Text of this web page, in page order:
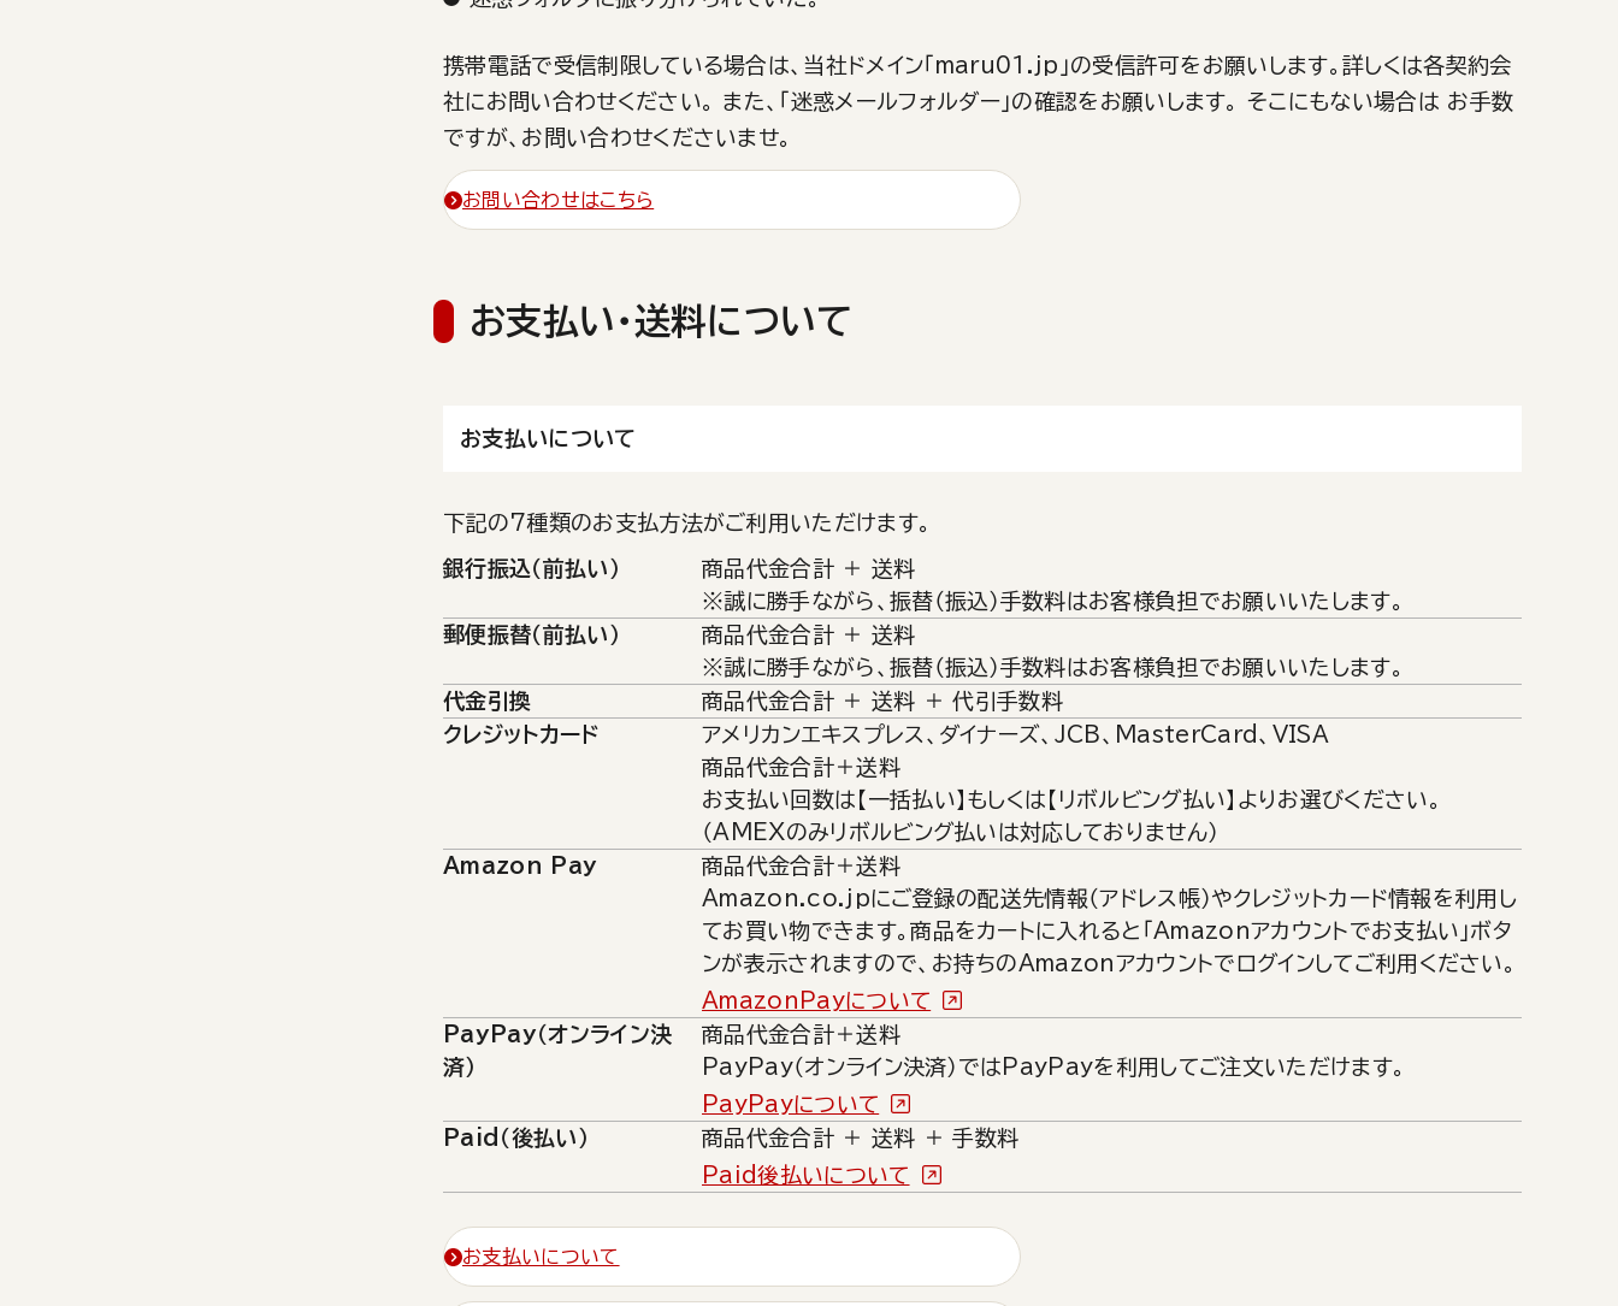
携帯電話で受信制限している場合は、当社ドメイン「maru01.jp」の受信許可をお願いします。詳しくは各契約会
社にお問い合わせください。 また、「迷惑メールフォルダー」の確認をお願いします。 そこにもない場合は お手数
ですが、お問い合わせくださいませ。
お問い合わせはこちら
お支払い・送料について
お支払いについて
下記の7種類のお支払方法がご利用いただけます。
銀行振込（前払い）
商品代金合計 ＋ 送料
※誠に勝手ながら、振替（振込）手数料はお客様負担でお願いいたします。
郵便振替（前払い）
商品代金合計 ＋ 送料
※誠に勝手ながら、振替（振込）手数料はお客様負担でお願いいたします。
代金引換
商品代金合計 ＋ 送料 ＋ 代引手数料
クレジットカード
アメリカンエキスプレス、ダイナーズ、JCB、MasterCard、VISA
商品代金合計＋送料
お支払い回数は【一括払い】もしくは【リボルビング払い】よりお選びください。
（AMEXのみリボルビング払いは対応しておりません）
Amazon Pay
商品代金合計＋送料
Amazon.co.jpにご登録の配送先情報（アドレス帳）やクレジットカード情報を利用し
てお買い物できます。商品をカートに入れると「Amazonアカウントでお支払い」ボタ
ンが表示されますので、お持ちのAmazonアカウントでログインしてご利用ください。
AmazonPayについて
PayPay（オンライン決
済）
商品代金合計＋送料
PayPay（オンライン決済）ではPayPayを利用してご注文いただけます。
PayPayについて
Paid（後払い）
商品代金合計 ＋ 送料 ＋ 手数料
Paid後払いについて
お支払いについて